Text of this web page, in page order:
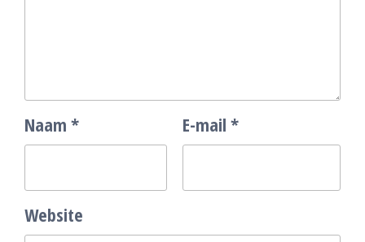
Naam * E-mail *
Website